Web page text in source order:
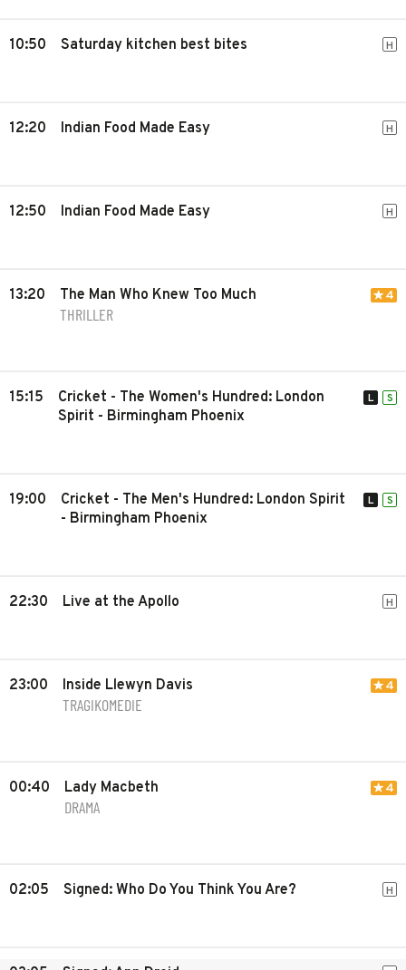
10:50 Saturday kitchen best bites H
12:20 Indian Food Made Easy H
12:50 Indian Food Made Easy H
13:20 The Man Who Knew Too Much
THRILLER
4
15:15
Cricket - The Women's Hundred: London
Spirit - Birmingham Phoenix
L S
19:00
Cricket - The Men's Hundred: London Spirit
- Birmingham Phoenix
L S
22:30 Live at the Apollo H
23:00 Inside Llewyn Davis
TRAGIKOMEDIE
4
00:40 Lady Macbeth
DRAMA
4
02:05 Signed: Who Do You Think You Are? H